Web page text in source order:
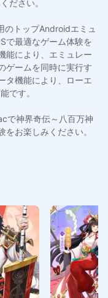
ださい。
トップAndroidエミュ
で最適なゲーム体験を
能により、エミュレー
ゲームを同時に実行す
タ機能により、ローエ
です。
で神界奇伝～八百万神
お楽しみください。